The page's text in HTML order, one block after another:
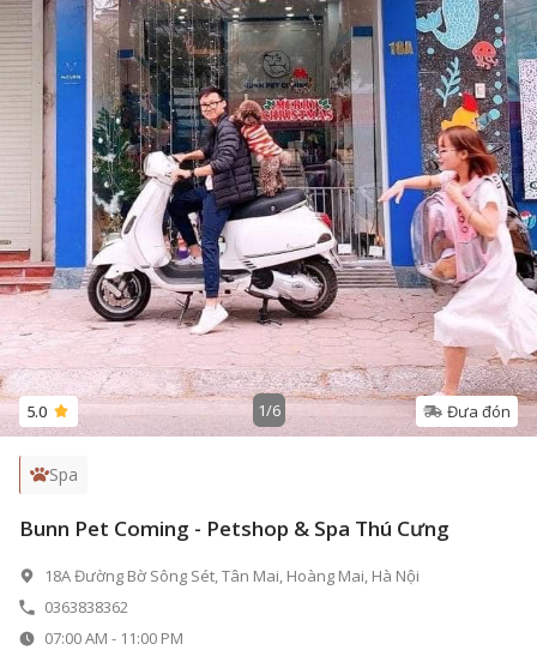
5.0 Đưa đón
1/6
Spa
Bunn Pet Coming - Petshop & Spa Thú Cưng
18A Đường Bờ Sông Sét, Tân Mai, Hoàng Mai, Hà Nội
0363838362
07:00 AM - 11:00 PM